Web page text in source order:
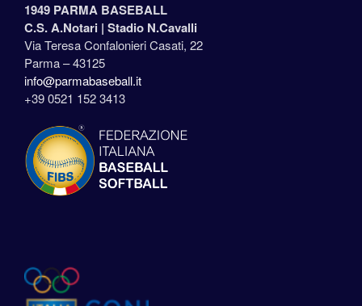
1949 PARMA BASEBALL
C.S. A.Notari | Stadio N.Cavalli
Via Teresa Confalonieri Casati, 22
Parma – 43125
info@parmabaseball.it
+39 0521 152 3413